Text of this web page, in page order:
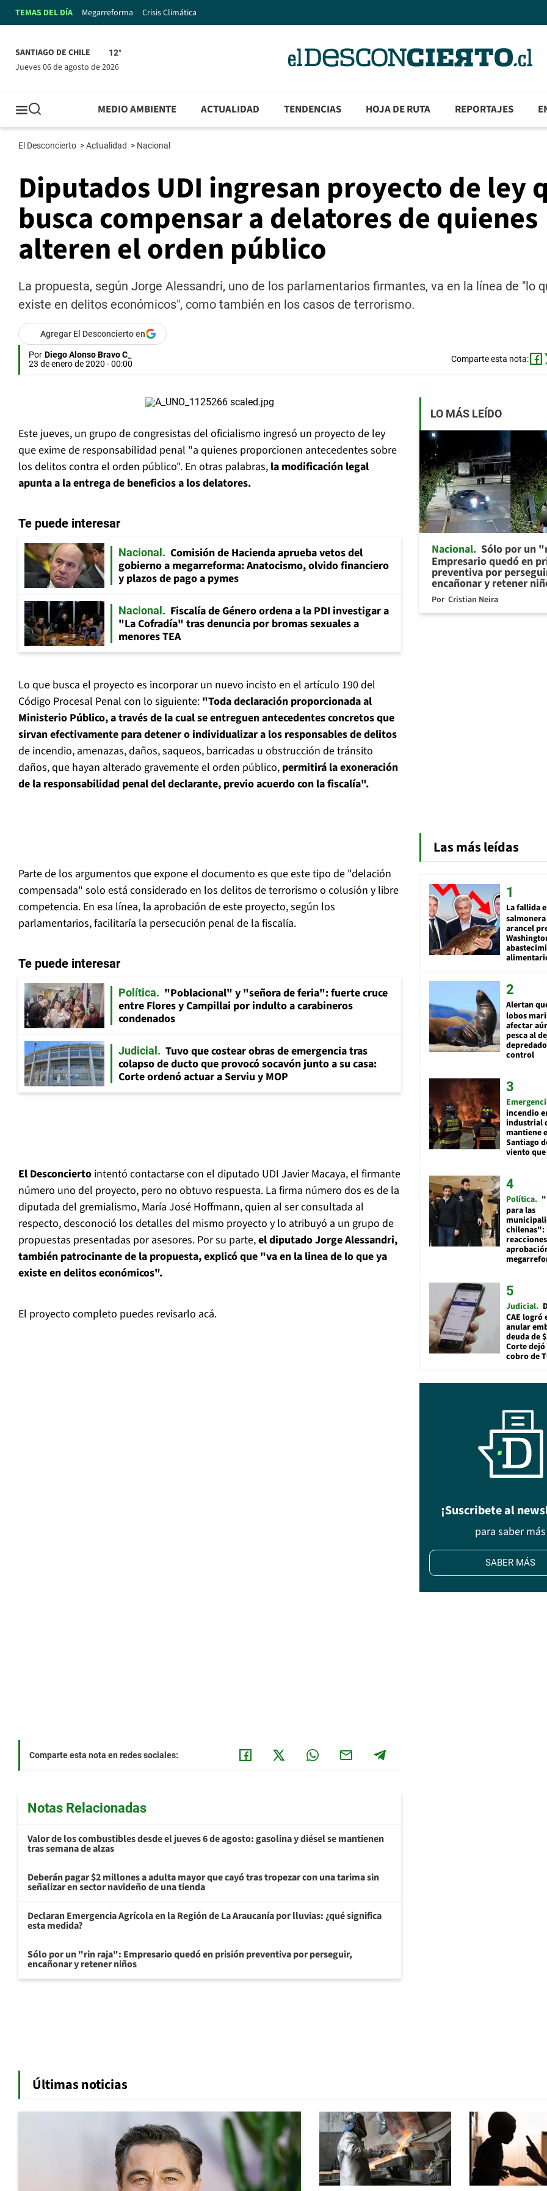
TEMAS DEL DÍA Megarreforma Crisis Climática
SANTIAGO DE CHILE 12°
jueves 06 de agosto de 2026
MEDIO AMBIENTE ACTUALIDAD TENDENCIAS HOJA DE RUTA REPORTAJES
El Desconcierto >Actualidad > Nacional
Diputados UDI ingresan proyecto de ley
busca compensar a delatores de quienes
alteren el orden público
La propuesta, según Jorge Alessandri, uno de los parlamentarios firmantes, va en la línea de "lo
existe en delitos económicos", como también en los casos de terrorismo.
Agregar El Desconcierto en
Por Diego Alonso Bravo C_
23 de enero de 2020 - 00:00
Comparte esta nota:
Este jueves, un grupo de congresistas del oficialismo ingresó un proyecto de ley
que exime de responsabilidad penal "a quienes proporcionen antecedentes sobre
los delitos contra el orden público". En otras palabras, la modificación legal
apunta a la entrega de beneficios a los delatores.
Te puede interesar
Nacional
Comisión de Hacienda aprueba vetos del
gobierno a megarreforma: Anatocismo, olvido financiero
y plazos de pago a pymes
Nacional
Fiscalía de Género ordena a la PDI investigar a
"La Cofradía" tras denuncia por bromas sexuales a
menores TEA
Lo que busca el proyecto es incorporar un nuevo incisto en el artículo 190 del
Código Procesal Penal con lo siguiente: "Toda declaración proporcionada al
Ministerio Público, a través de la cual se entreguen antecedentes concretos que
sirvan efectivamente para detener o individualizar a los responsables de delitos
de incendio, amenazas, daños, saqueos, barricadas u obstrucción de tránsito
daños, que hayan alterado gravemente el orden público, permitirá la exoneración
de la responsabilidad penal del declarante, previo acuerdo con la fiscalía".
Parte de los argumentos que expone el documento es que este tipo de "delación
compensada" solo está considerado en los delitos de terrorismo o colusión y libre
competencia. En esa línea, la aprobación de este proyecto, según los
parlamentarios, facilitaría la persecución penal de la fiscalía.
Te puede interesar
Política
"Poblacional" y "señora de feria": fuerte cruce
entre Flores y Campillai por indulto a carabineros
condenados
Judicial
Tuvo que costear obras de emergencia tras
colapso de ducto que provocó socavón junto a su casa:
Corte ordenó actuar a Serviu y MOP
El Desconcierto intentó contactarse con el diputado UDI Javier Macaya, el firmante
número uno del proyecto, pero no obtuvo respuesta. La firma número dos es de la
diputada del gremialismo, María José Hoffmann, quien al ser consultada al
respecto, desconoció los detalles del mismo proyecto y lo atribuyó a un grupo de
propuestas presentadas por asesores. Por su parte,el diputado Jorge Alessandri,
también patrocinante de la propuesta, explicó que "va en la linea de lo que ya
existe en delitos económicos".
El proyecto completo puedes revisarlo acá.
Comparte esta nota en redes sociales:
Notas Relacionadas
Valor de los combustibles desde el jueves 6 de agosto: gasolina y diésel se mantienen
tras semana de alzas
Deberán pagar $2 millones a adulta mayor que cayó tras tropezar con una tarima sin
señalizar en sector navideño de una tienda
Declaran Emergencia Agrícola en la Región de La Araucanía por lluvias: ¿qué significa
esta medida?
Sólo por un "rin raja": Empresario quedó en prisión preventiva por perseguir,
encañonar y retener niños
LO MÁS LEÍDO
Nacional Sólo por un
Empresario quedó en
preventiva por
encañonar y retener
Por Cristian Neira
Las más leídas
La fallida
arancel
Alertan
lobos
afectar
pesca al
control
incendio
industrial
mantiene
Santiago
viento que
Política
para las
chilenas":
Judicial
CAE logró
anular
deuda de
Corte
cobro de
¡Suscribete al
para saber más
SABER MÁS
Últimas noticias